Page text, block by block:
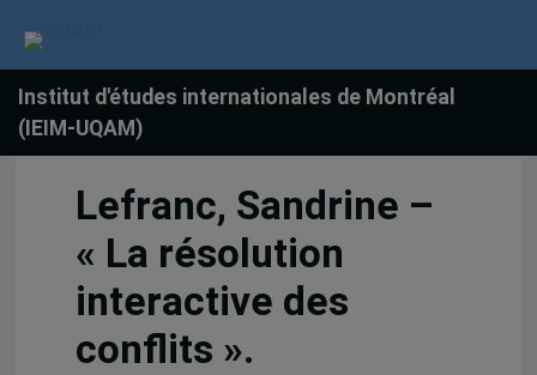
Institut d'études internationales de Montréal
(IEIM-UQAM)
Lefranc, Sandrine –
« La résolution
interactive des
conflits ».